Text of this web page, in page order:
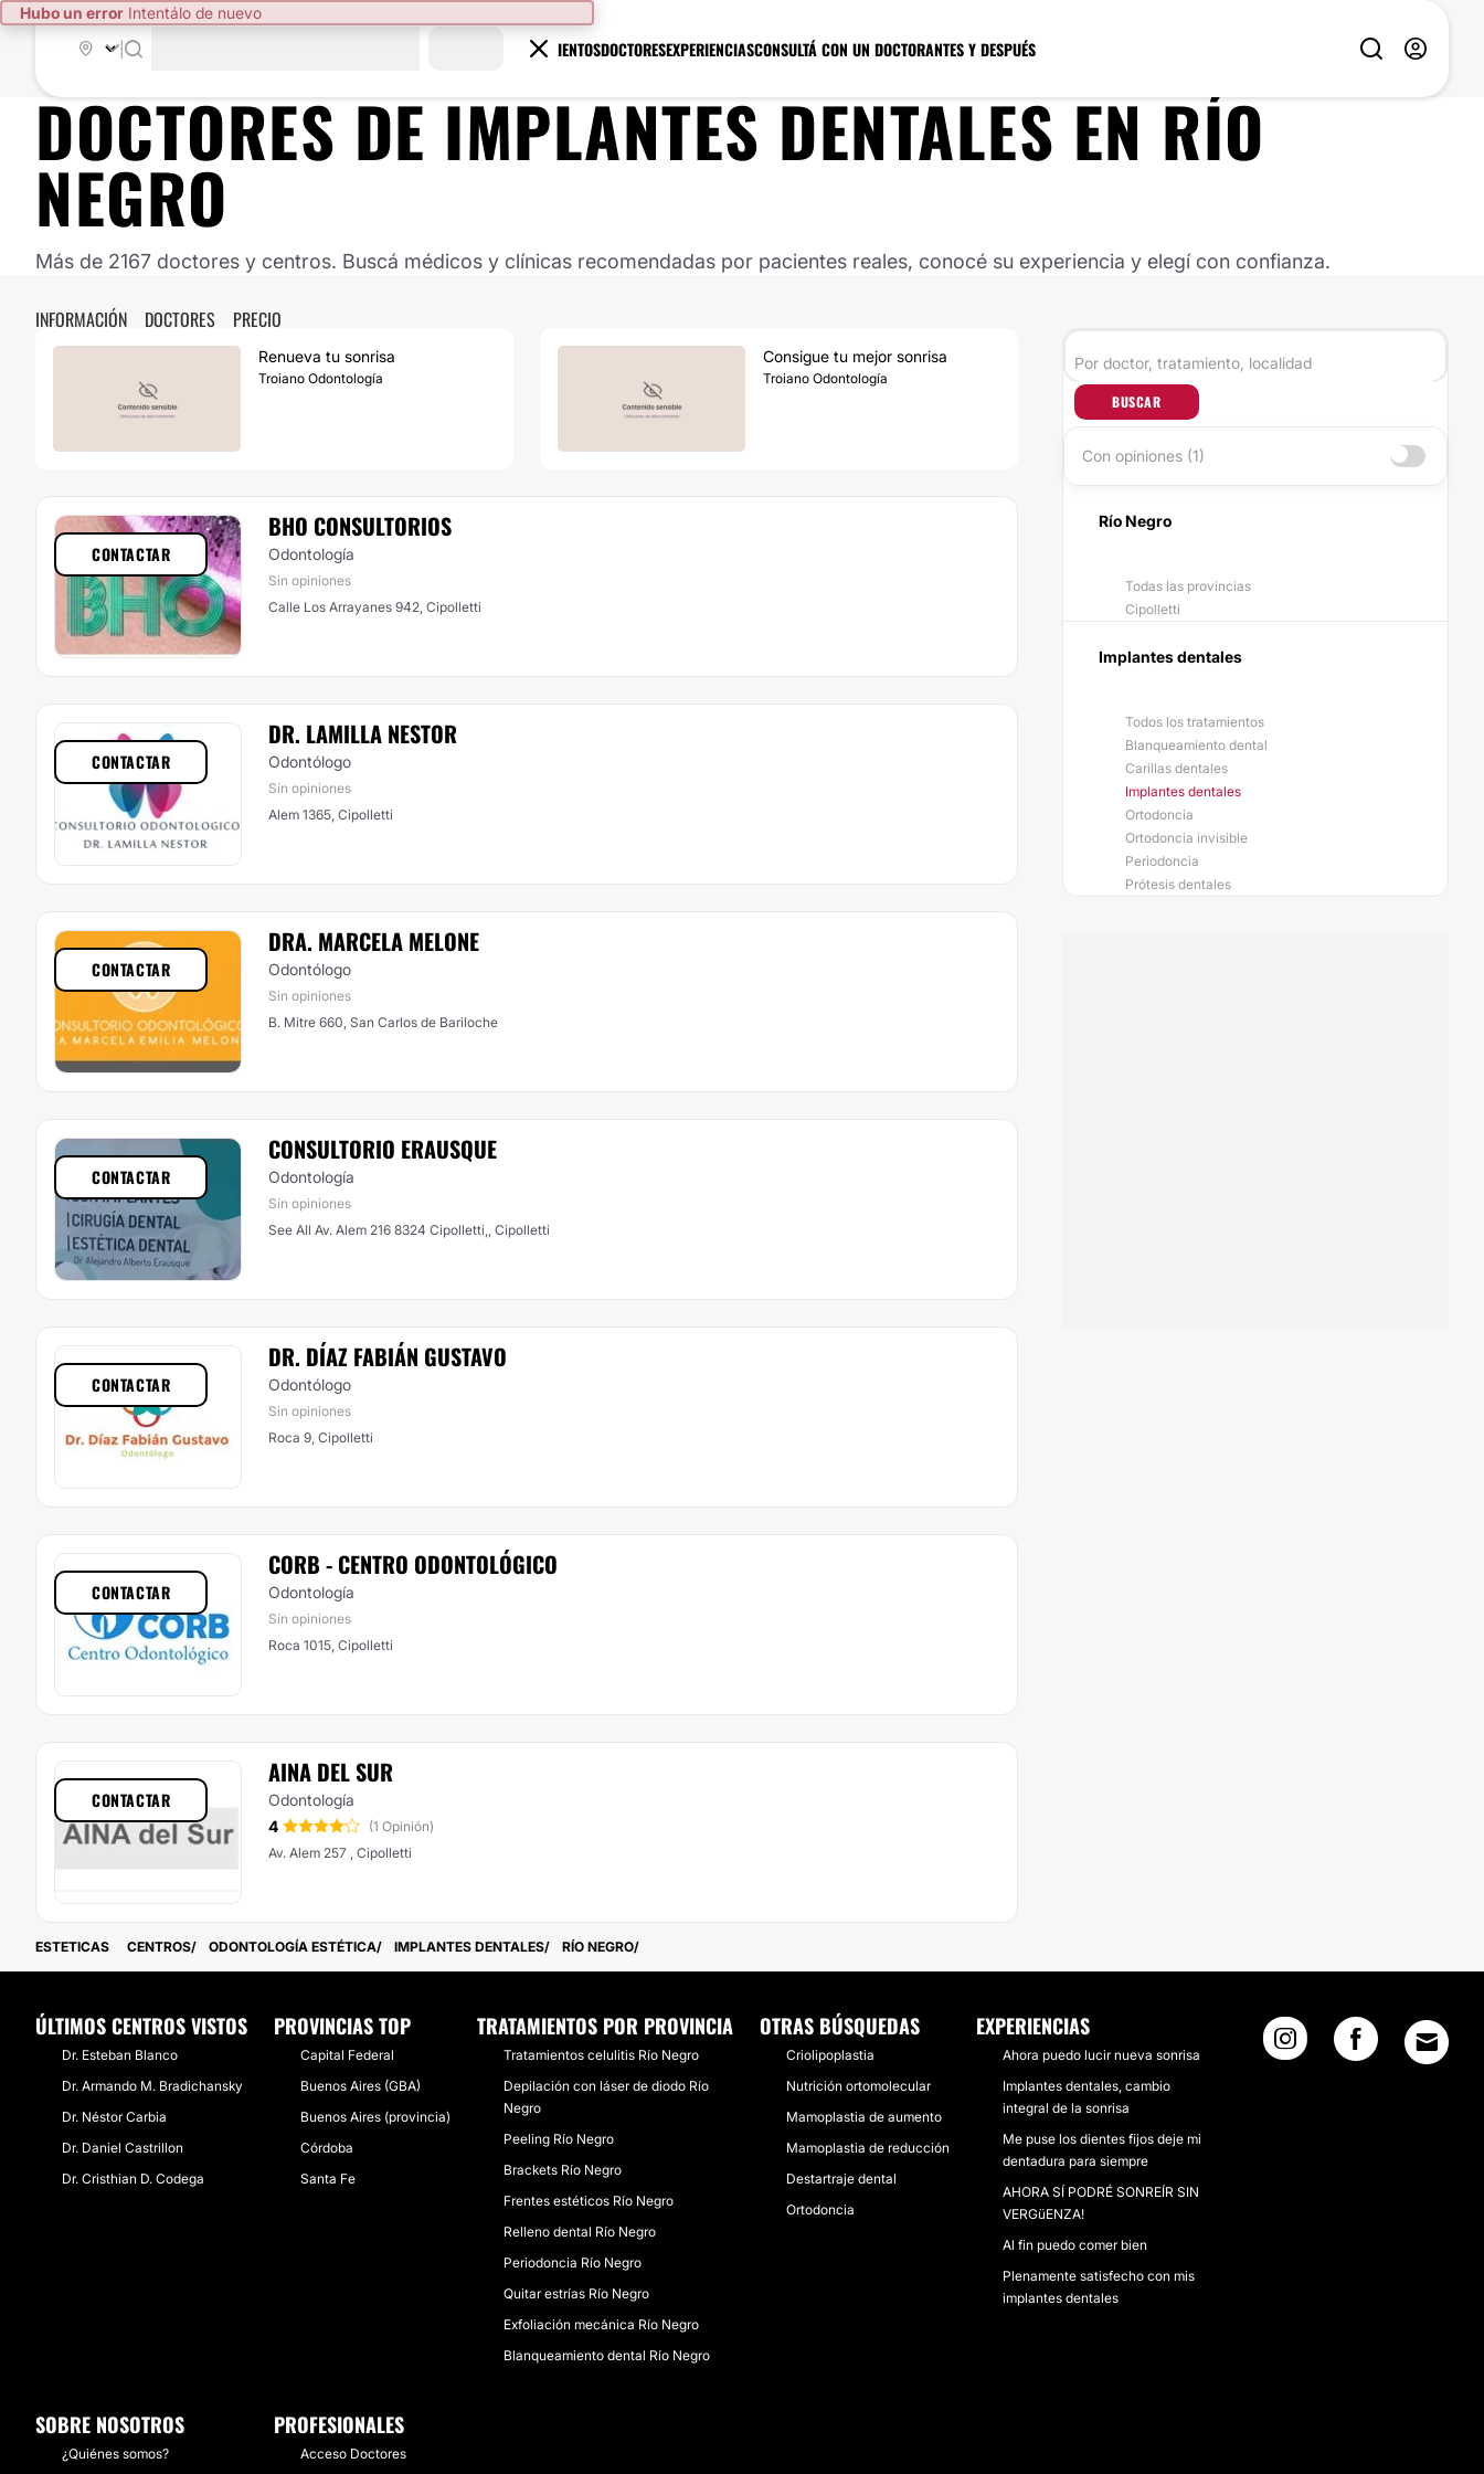
Hubo un error Intentálo de nuevo
TRATAMIENTOSDOCTORESEXPERIENCIASCONSULTÁ CON UN DOCTORANTES Y DESPUÉS
DOCTORES DEIMPLANTES DENTALESENRÍO
NEGRO
Más de 2167 doctores y centros. Buscá médicos y clínicas recomendadas por pacientes reales, conocé su experiencia y elegí con confianza.
INFORMACIÓN DOCTORES PRECIO
Renueva tu sonrisa
Troiano Odontología
Consigue tu mejor sonrisa
Troiano Odontología
BHO CONSULTORIOS
Odontología
Sin opiniones
Calle Los Arrayanes 942, Cipolletti
CONTACTAR
DR. LAMILLA NESTOR
Odontólogo
Sin opiniones
Alem 1365, Cipolletti
CONTACTAR
DRA. MARCELA MELONE
Odontólogo
Sin opiniones
B. Mitre 660, San Carlos de Bariloche
CONTACTAR
CONSULTORIO ERAUSQUE
Odontología
Sin opiniones
See All Av. Alem 216 8324 Cipolletti,, Cipolletti
CONTACTAR
DR. DÍAZ FABIÁN GUSTAVO
Odontólogo
Sin opiniones
Roca 9, Cipolletti
CONTACTAR
CORB - CENTRO ODONTOLÓGICO
Odontología
Sin opiniones
Roca 1015, Cipolletti
CONTACTAR
AINA DEL SUR
Odontología
4
(1 Opinión)
Av. Alem 257 , Cipolletti
CONTACTAR
BUSCAR
Con opiniones (1)
Río Negro
Todas las provincias
Cipolletti
Implantes dentales
Todos los tratamientos
Blanqueamiento dental
Carillas dentales
Implantes dentales
Ortodoncia
Ortodoncia invisible
Periodoncia
Prótesis dentales
ESTETICAS CENTROS ODONTOLOGÍA ESTÉTICA IMPLANTES DENTALES RÍO NEGRO
ÚLTIMOS CENTROS VISTOS
Dr. Esteban Blanco
Dr. Armando M. Bradichansky
Dr. Néstor Carbia
Dr. Daniel Castrillon
Dr. Cristhian D. Codega
PROVINCIAS TOP
Capital Federal
Buenos Aires (GBA)
Buenos Aires (provincia)
Córdoba
Santa Fe
TRATAMIENTOS POR PROVINCIA
Tratamientos celulitis Río Negro
Depilación con láser de diodo Río
Negro
Peeling Río Negro
Brackets Río Negro
Frentes estéticos Río Negro
Relleno dental Río Negro
Periodoncia Río Negro
Quitar estrías Río Negro
Exfoliación mecánica Río Negro
Blanqueamiento dental Río Negro
OTRAS BÚSQUEDAS
Criolipoplastia
Nutrición ortomolecular
Mamoplastia de aumento
Mamoplastia de reducción
Destartraje dental
Ortodoncia
EXPERIENCIAS
Ahora puedo lucir nueva sonrisa
Implantes dentales, cambio
integral de la sonrisa
Me puse los dientes fijos deje mi
dentadura para siempre
AHORA SÍ PODRÉ SONREÍR SIN
VERGüENZA!
Al fin puedo comer bien
Plenamente satisfecho con mis
implantes dentales
SOBRE NOSOTROS
¿Quiénes somos?
PROFESIONALES
Acceso Doctores